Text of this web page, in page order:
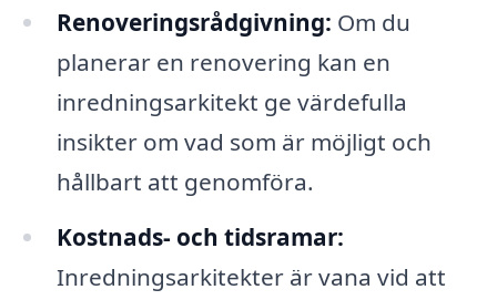
Renoveringsrådgivning: Om du
planerar en renovering kan en
inredningsarkitekt ge värdefulla
insikter om vad som är möjligt och
hållbart att genomföra.
Kostnads- och tidsramar:
Inredningsarkitekter är vana vid att